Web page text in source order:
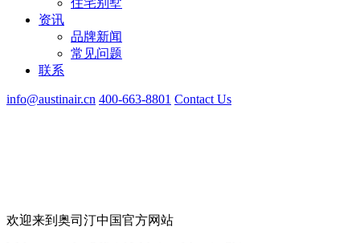
住宅别墅
资讯
品牌新闻
常见问题
联系
info@austinair.cn 400-663-8801 Contact Us
欢迎来到奥司汀中国官方网站